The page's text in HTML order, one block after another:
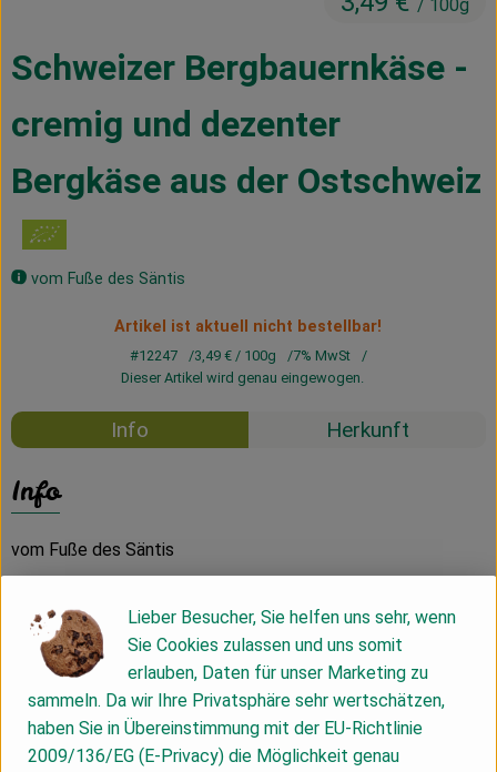
Vorratskammer
Getränke
Haus, Garten & Co.
Über uns
Neues vom Hof
Schweizer Bergbauernkäse -
cremig und dezenter
Bergkäse aus der Ostschweiz
vom Fuße des Säntis
/ 100g
Artikel ist aktuell nicht bestellbar!
#12247 3,49 € / 100g
7% MwSt
Dieser Artikel wird genau eingewogen.
Info Herkunft
Info
vom Fuße des Säntis
Produktinformationen
Herkunft
Lieber Besucher, Sie helfen uns sehr, wenn
Sie Cookies zulassen und uns somit
erlauben, Daten für unser Marketing zu
sammeln. Da wir Ihre Privatsphäre sehr wertschätzen,
haben Sie in Übereinstimmung mit der EU-Richtlinie
2009/136/EG (E-Privacy) die Möglichkeit genau